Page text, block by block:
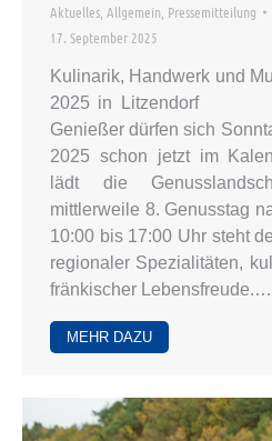
Aktuelles Allgemein Pressemitteilung
17. September 2025
Kulinarik, Handwerk und
2025 in Litzendorf
Genießer dürfen sich
2025 schon jetzt im
lädt die
mittlerweile 8. Genusstag
10:00 bis 17:00 Uhr steht
regionaler Spezialitäten,
fränkischer Lebensfreude.…
MEHR DAZU